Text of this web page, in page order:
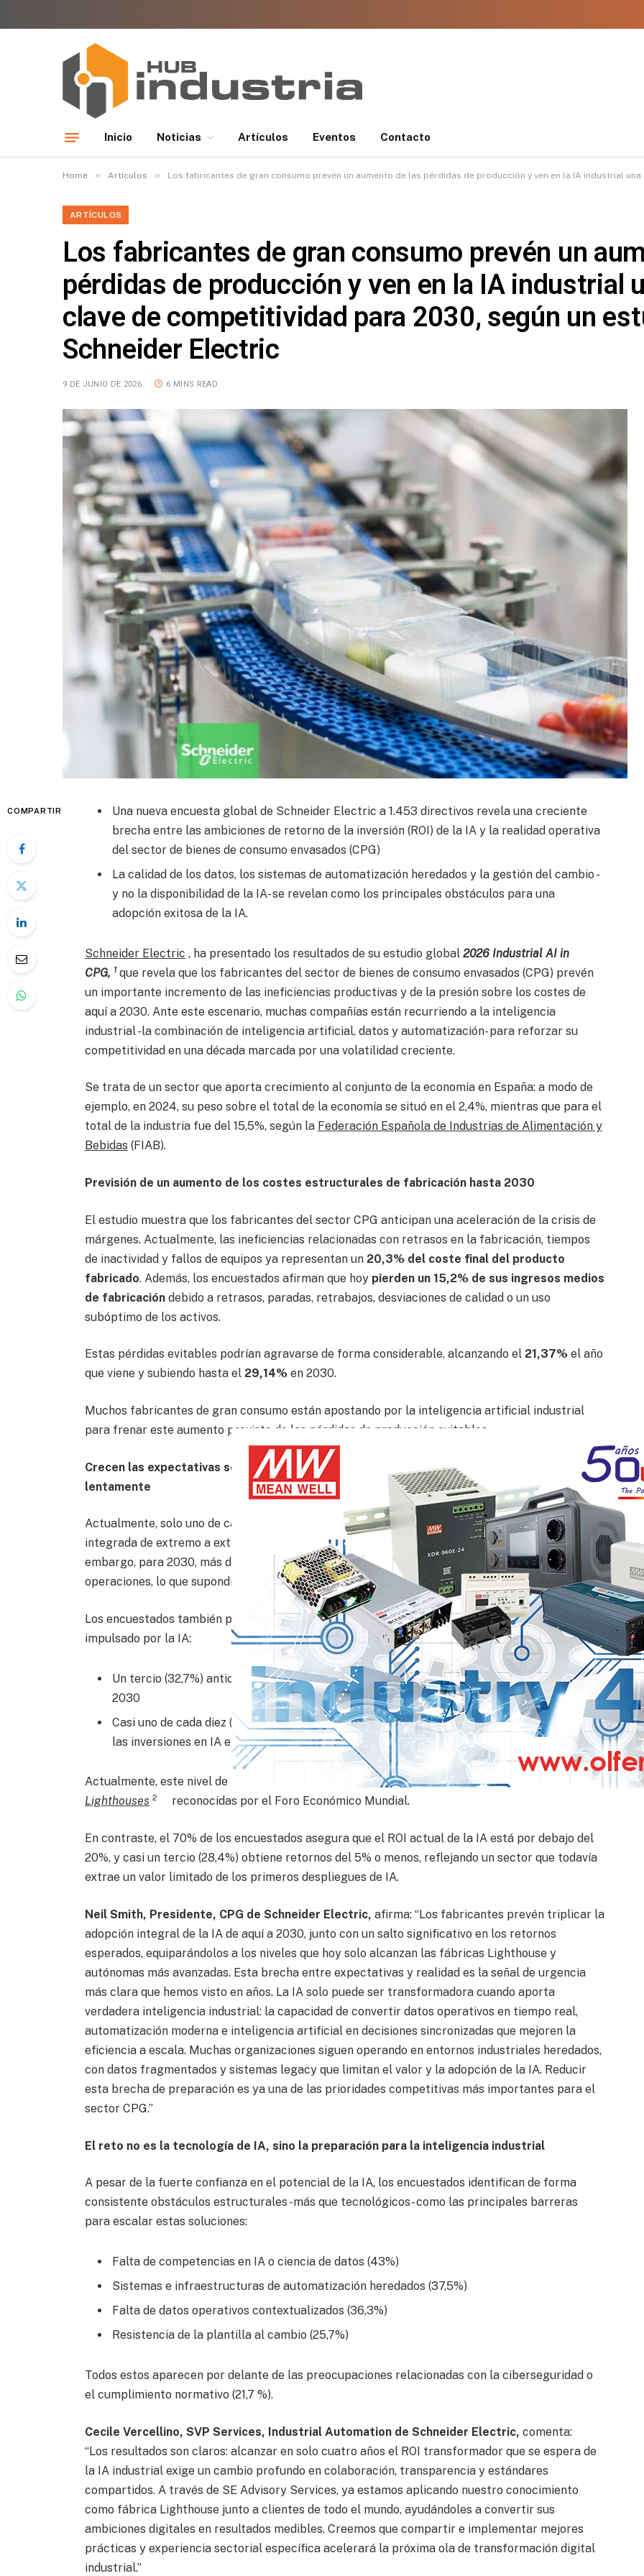
Inicio Noticias Artículos Eventos Contacto
Home » Artículos » Los fabricantes de gran consumo prevén un aumento de las pérdidas de producción y ven en la IA industrial una palanca
ARTÍCULOS
Los fabricantes de gran consumo prevén un
pérdidas de producción y ven en la IA industrial
clave de competitividad para 2030, según un
Schneider Electric
9 DE JUNIO DE 2026 6 MINS READ
COMPARTIR
Una nueva encuesta global de Schneider Electric a 1.453 directivos revela una creciente
brecha entre las ambiciones de retorno de la inversión (ROI) de la IA y la realidad operativa
del sector de bienes de consumo envasados (CPG)
La calidad de los datos, los sistemas de automatización heredados y la gestión del cambio -
y no la disponibilidad de la IA- se revelan como los principales obstáculos para una
adopción exitosa de la IA.
Schneider Electric , ha presentado los resultados de su estudio global 2026 Industrial AI in
CPG, 1que revela que los fabricantes del sector de bienes de consumo envasados (CPG) prevén
un importante incremento de las ineficiencias productivas y de la presión sobre los costes de
aquí a 2030. Ante este escenario, muchas compañías están recurriendo a la inteligencia
industrial -la combinación de inteligencia artificial, datos y automatización- para reforzar su
competitividad en una década marcada por una volatilidad creciente.
Se trata de un sector que aporta crecimiento al conjunto de la economía en España: a modo de
ejemplo, en 2024, su peso sobre el total de la economía se situó en el 2,4%, mientras que para el
total de la industria fue del 15,5%, según la Federación Española de Industrias de Alimentación y
Bebidas (FIAB).
Previsión de un aumento de los costes estructurales de fabricación hasta 2030
El estudio muestra que los fabricantes del sector CPG anticipan una aceleración de la crisis de
márgenes. Actualmente, las ineficiencias relacionadas con retrasos en la fabricación, tiempos
de inactividad y fallos de equipos ya representan un 20,3% del coste final del producto
fabricado. Además, los encuestados afirman que hoy pierden un 15,2% de sus ingresos medios
de fabricación debido a retrasos, paradas, retrabajos, desviaciones de calidad o un uso
subóptimo de los activos.
Estas pérdidas evitables podrían agravarse de forma considerable, alcanzando el 21,37%el año
que viene y subiendo hasta el 29,14%en 2030.
Muchos fabricantes de gran consumo están apostando por la inteligencia artificial industrial
para frenar este aumento previsto de las pérdidas de producción evitables.
Crecen las expectativas sobre la IA, mientras que la preparación real avanza más
lentamente
Actualmente, solo uno de cada ocho fabricantes del sector CPG (13%) afirma tener la IA
integrada de extremo a extremo en sus operaciones y procesos de toma de decisiones. Sin
embargo, para 2030, más de un tercio (37%) espera que la IA sea una capacidad central en sus
operaciones, lo que supondría triplicar su adopción en apenas cuatro años.
Los encuestados también prevén un fuerte incremento del retorno de la inversión (ROI)
impulsado por la IA:
Un tercio (32,7%) anticipa retornos de entre el 50% y el 74% en sus proyectos de IA para
2030
Casi uno de cada diez (7,9%) prevé retornos superiores al 100%, lo que implicaría amortizar
las inversiones en IA en menos de un año
Actualmente, este nivel de rendimiento solo se observa en las fábricas autónomas y en las
Lighthouses 2 reconocidas por el Foro Económico Mundial.
En contraste, el 70% de los encuestados asegura que el ROI actual de la IA está por debajo del
20%, y casi un tercio (28,4%) obtiene retornos del 5% o menos, reflejando un sector que todavía
extrae un valor limitado de los primeros despliegues de IA.
Neil Smith, Presidente, CPG de Schneider Electric, afirma: “Los fabricantes prevén triplicar la
adopción integral de la IA de aquí a 2030, junto con un salto significativo en los retornos
esperados, equiparándolos a los niveles que hoy solo alcanzan las fábricas Lighthouse y
autónomas más avanzadas. Esta brecha entre expectativas y realidad es la señal de urgencia
más clara que hemos visto en años. La IA solo puede ser transformadora cuando aporta
verdadera inteligencia industrial: la capacidad de convertir datos operativos en tiempo real,
automatización moderna e inteligencia artificial en decisiones sincronizadas que mejoren la
eficiencia a escala. Muchas organizaciones siguen operando en entornos industriales heredados,
con datos fragmentados y sistemas legacy que limitan el valor y la adopción de la IA. Reducir
esta brecha de preparación es ya una de las prioridades competitivas más importantes para el
sector CPG.”
El reto no es la tecnología de IA, sino la preparación para la inteligencia industrial
A pesar de la fuerte confianza en el potencial de la IA, los encuestados identifican de forma
consistente obstáculos estructurales -más que tecnológicos- como las principales barreras
para escalar estas soluciones:
Falta de competencias en IA o ciencia de datos (43%)
Sistemas e infraestructuras de automatización heredados (37,5%)
Falta de datos operativos contextualizados (36,3%)
Resistencia de la plantilla al cambio (25,7%)
Todos estos aparecen por delante de las preocupaciones relacionadas con la ciberseguridad o
el cumplimiento normativo (21,7 %).
Cecile Vercellino, SVP Services, Industrial Automation de Schneider Electric, comenta:
“Los resultados son claros: alcanzar en solo cuatro años el ROI transformador que se espera de
la IA industrial exige un cambio profundo en colaboración, transparencia y estándares
compartidos. A través de SE Advisory Services, ya estamos aplicando nuestro conocimiento
como fábrica Lighthouse junto a clientes de todo el mundo, ayudándoles a convertir sus
ambiciones digitales en resultados medibles. Creemos que compartir e implementar mejores
prácticas y experiencia sectorial específica acelerará la próxima ola de transformación digital
industrial.”